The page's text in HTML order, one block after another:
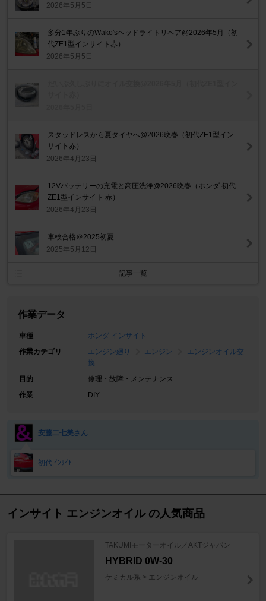
2026年5月5日
多分1年ぶりのWako'sヘッドライトリペア@2026年5月（初
代ZE1型インサイト赤）
2026年5月5日
スタッドレスから夏タイヤへ@2026晩春（初代ZE1型イン
サイト赤）
2026年4月23日
12Vバッテリーの充電と高圧洗浄@2026晩春（ホンダ 初代
ZE1型インサイト 赤）
2026年4月23日
車検合格＠2025初夏
2025年5月12日
記事一覧
作業データ
車種
ホンダ インサイト
作業カテゴリ
エンジン廻り エンジン
エンジンオイル交
換
目的
修理・故障・メンテナンス
作業
DIY
安藤二七美さん
初代 ｲﾝｻｲﾄ
インサイト エンジンオイル の人気商品
TAKUMIモーターオイル／AKTジャパン
HYBRID 0W-30
ケミカル系 > エンジンオイル